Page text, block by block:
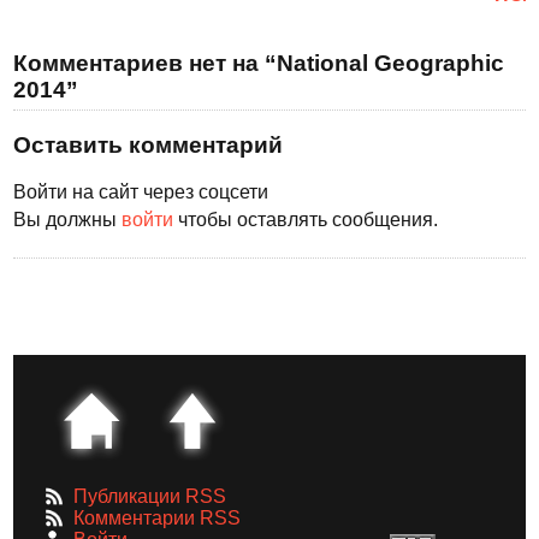
Комментариев нет на “National Geographic
2014”
Оставить комментарий
Войти на сайт через соцсети
Вы должны войти чтобы оставлять сообщения.
Публикации RSS
Комментарии RSS